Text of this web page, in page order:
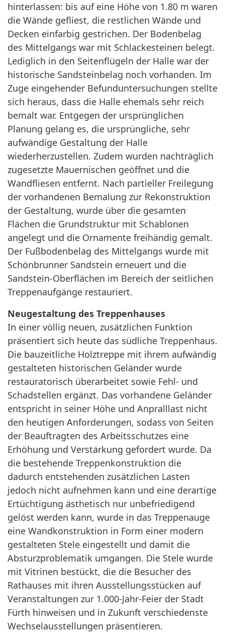
hinterlassen: bis auf eine Höhe von 1.80 m waren
die Wände gefliest, die restlichen Wände und
Decken einfarbig gestrichen. Der Bodenbelag
des Mittelgangs war mit Schlackesteinen belegt.
Lediglich in den Seitenflügeln der Halle war der
historische Sandsteinbelag noch vorhanden. Im
Zuge eingehender Befunduntersuchungen stellte
sich heraus, dass die Halle ehemals sehr reich
bemalt war. Entgegen der ursprünglichen
Planung gelang es, die ursprüngliche, sehr
aufwändige Gestaltung der Halle
wiederherzustellen. Zudem wurden nachträglich
zugesetzte Mauernischen geöffnet und die
Wandfliesen entfernt. Nach partieller Freilegung
der vorhandenen Bemalung zur Rekonstruktion
der Gestaltung, wurde über die gesamten
Flächen die Grundstruktur mit Schablonen
angelegt und die Ornamente freihändig gemalt.
Der Fußbodenbelag des Mittelgangs wurde mit
Schönbrunner Sandstein erneuert und die
Sandstein-Oberflächen im Bereich der seitlichen
Treppenaufgänge restauriert.
Neugestaltung des Treppenhauses
In einer völlig neuen, zusätzlichen Funktion
präsentiert sich heute das südliche Treppenhaus.
Die bauzeitliche Holztreppe mit ihrem aufwändig
gestalteten historischen Geländer wurde
restauratorisch überarbeitet sowie Fehl- und
Schadstellen ergänzt. Das vorhandene Geländer
entspricht in seiner Höhe und Anpralllast nicht
den heutigen Anforderungen, sodass von Seiten
der Beauftragten des Arbeitsschutzes eine
Erhöhung und Verstärkung gefordert wurde. Da
die bestehende Treppenkonstruktion die
dadurch entstehenden zusätzlichen Lasten
jedoch nicht aufnehmen kann und eine derartige
Ertüchtigung ästhetisch nur unbefriedigend
gelöst werden kann, wurde in das Treppenauge
eine Wandkonstruktion in Form einer modern
gestalteten Stele eingestellt und damit die
Absturzproblematik umgangen. Die Stele wurde
mit Vitrinen bestückt, die die Besucher des
Rathauses mit ihren Ausstellungsstücken auf
Veranstaltungen zur 1.000-Jahr-Feier der Stadt
Fürth hinweisen und in Zukunft verschiedenste
Wechselausstellungen präsentieren.